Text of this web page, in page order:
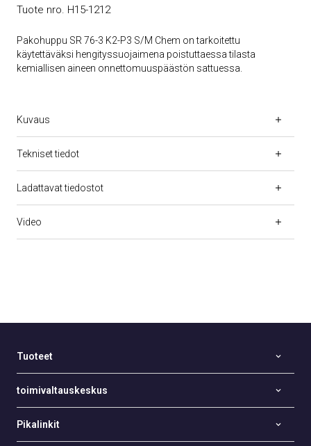
Tuote nro. H15-1212
Pakohuppu SR 76-3 K2-P3 S/M Chem on tarkoitettu
käytettäväksi hengityssuojaimena poistuttaessa tilasta
kemiallisen aineen onnettomuuspäästön sattuessa.
Kuvaus
Tekniset tiedot
Ladattavat tiedostot
Video
Tuoteet
toimivaltauskeskus
Pikalinkit